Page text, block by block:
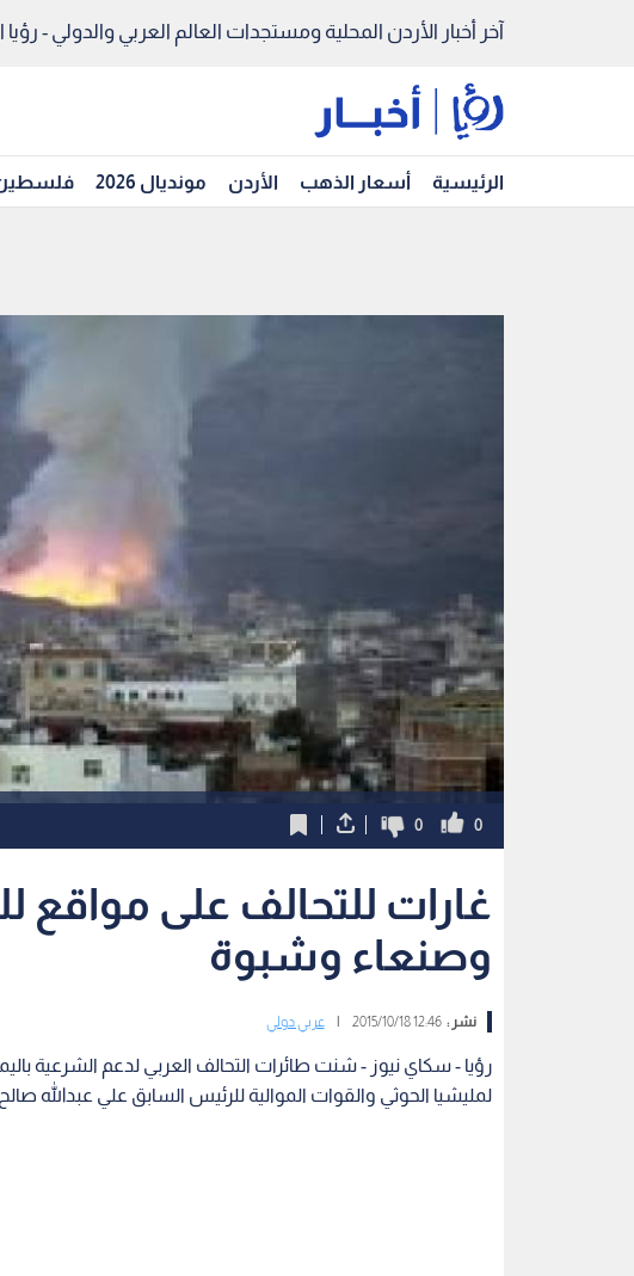
آخر أخبار الأردن المحلية ومستجدات العالم العربي والدولي - رؤيا
الرئيسية أسعار الذهب الأردن مونديال 2026
0
0
غارات للتحالف على مواقع
وصنعاء وشبوة
نشر :12:46 2015/10/18 عربي دولي
رؤيا - سكاي نيوز - شنت طائرات التحالف العربي لدعم الشرعية
لمليشيا الحوثي والقوات الموالية للرئيس السابق علي عبدالله